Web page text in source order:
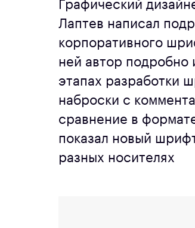
Графический
Лаптев написал
корпоративного
ней автор подробно
этапах разработки
наброски с
сравнение в
показал новый
разных носителях